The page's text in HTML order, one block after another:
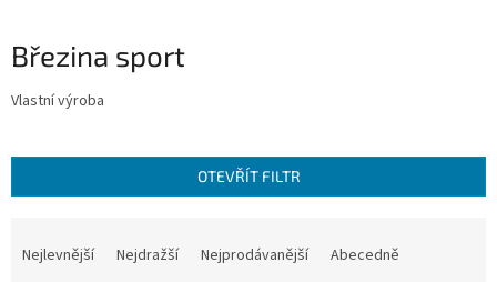
Březina sport
Vlastní výroba
OTEVŘÍT FILTR
Nejlevnější Nejdražší Nejprodávanější Abecedně